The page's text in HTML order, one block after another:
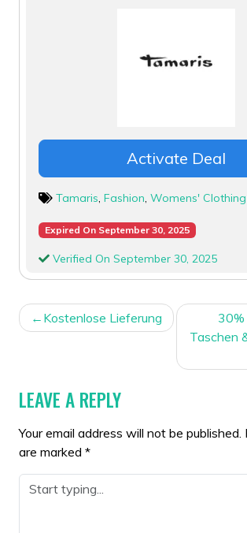
Activate Deal
Tamaris, Fashion, Womens' Clothing
Expired On September 30, 2025
Verified On September 30, 2025
POST
NAVIGATION
Kostenlose Lieferung
Taschen
LEAVE A REPLY
Your email address will not be published.
are marked *